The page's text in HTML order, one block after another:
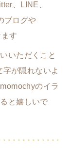
、LINE、
ブログや
す
いただくこと
が隠れないよ
のイラ
と嬉しいで